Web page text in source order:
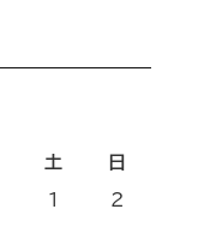
土 日
1 2